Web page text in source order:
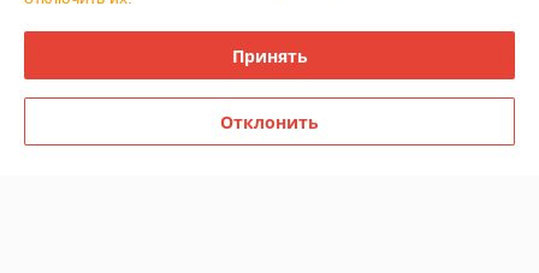
Политика обработки cookies
Принять
Отклонить